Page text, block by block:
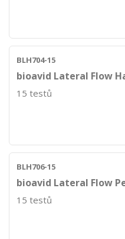
BLH704-15
bioavid Lateral Flow
15 testů
BLH706-15
bioavid Lateral Flow
15 testů